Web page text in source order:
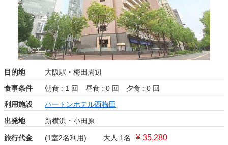
目的地
大阪駅・梅田周辺
食事条件
朝食 : 1 回 昼食 : 0 回
夕食 : 0 回
利用施設
ハートンホテル西梅田
出発地
新横浜・小田原
旅行代金 (1室2名利用) 大人 1名 ¥ 35,280